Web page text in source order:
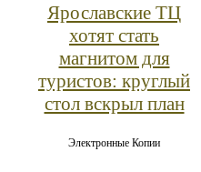
Ярославские ТЦ
хотят стать
магнитом для
туристов: круглый
стол вскрыл план
Электронные Копии